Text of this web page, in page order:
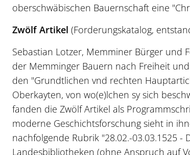
oberschwäbischen Bauernschaft eine
Zwölf Artikel (Forderungskatalog,
Sebastian Lotzer, Memminer Bürger und
der Memminger Bauern nach Freiheit
den "Grundtlichen vnd rechten
Oberkayten, von wo(e)lchen sy sich
fanden die Zwölf Artikel als
moderne Geschichtsforschung sieht in
nachfolgende Rubrik "28.02.-03.03.1525
Landesbibliotheken (ohne Anspruch auf